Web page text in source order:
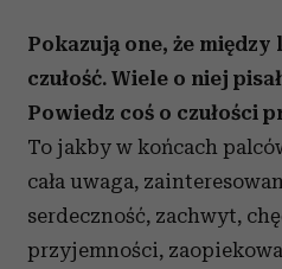
otrzymanymi od Ciebie lub
korzystania z ich usług.
Pokazują one, że
czułość. Wiele o niej
Powiedz coś o czułości
To jakby w końcach
cała uwaga,
serdeczność, zachwyt,
przyjemności,